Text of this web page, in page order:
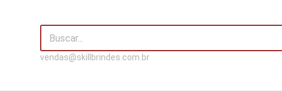
vendas@skillbrindes.com.br